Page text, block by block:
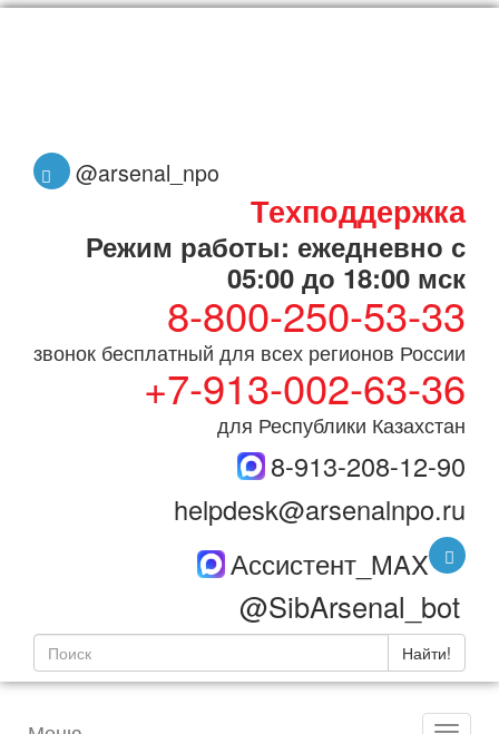
@arsenal_npo
Техподдержка
Режим работы: ежедневно с
05:00 до 18:00 мск
8-800-250-53-33
звонок бесплатный для всех регионов России
+7-913-002-63-36
для Республики Казахстан
8-913-208-12-90
helpdesk@arsenalnpo.ru
Ассистент_MAX
@SibArsenal_bot
Найти!